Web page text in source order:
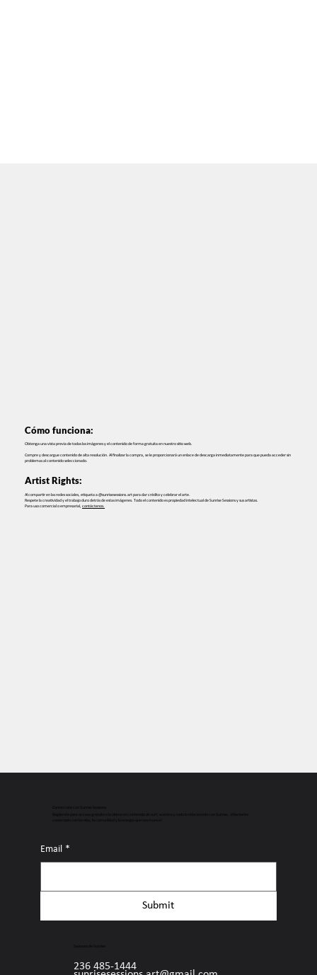
Cómo funciona:
Obtenga una vista previa de todas las imágenes y el contenido de forma gratuita en nuestro sitio web.
Compre y descargue contenido de alta resolución. Al finalizar la compra, se le proporcionará un enlace de descarga inmediatamente para que pueda acceder sin
problemas al contenido seleccionado.
Artist Rights:
Al compartir en las redes sociales, etiqueta a @sunrisesessions.art para dar crédito y celebrar el arte.
Respete la creatividad y el trabajo duro detrás de estas imágenes. Todo el contenido es propiedad intelectual de Sunrise Sessions y sus artistas.
Para uso comercial o empresarial,contáctenos.
Regístrate para acceso gratuito a lo último en contenido de surf, eventos y todo lo relacionado con Sunrise. ¡Mantente
conectado con las olas, la comunidad y la energía que nos mueve!
Email *
Submit
236 485-1444